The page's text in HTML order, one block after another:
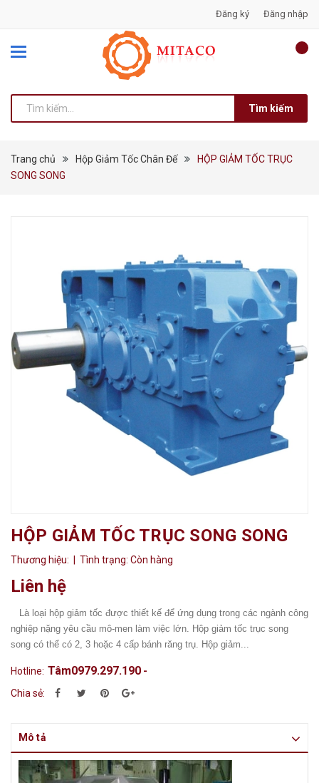
Đăng ký Đăng nhập
Tìm kiếm
Trang chủ Hộp Giảm Tốc Chân Đế
HỘP GIẢM TỐC TRỤC
SONG SONG
HỘP GIẢM TỐC TRỤC SONG SONG
Thương hiệu: | Tình trạng: Còn hàng
Liên hệ
Là loại hộp giảm tốc được thiết kế để ứng dụng trong các ngành công
nghiệp nặng yêu cầu mô-men làm việc lớn. Hộp giảm tốc trục song
song có thể có 2, 3 hoặc 4 cấp bánh răng trụ. Hộp giảm...
Hotline: Tâm0979.297.190 -
Chia sẻ:
Mô tả